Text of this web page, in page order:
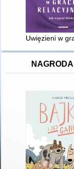
Uwięzieni w